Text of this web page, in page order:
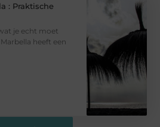
: Praktische
je echt moet
heeft een